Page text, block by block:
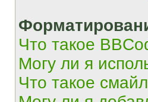
Что такое
Могу ли я
Что такое